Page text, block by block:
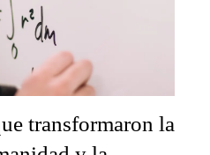
transformaron la